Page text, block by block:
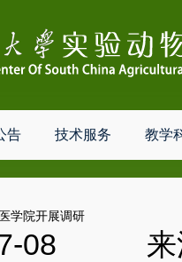
告 技术服务 教学
学院开展调研
07-08